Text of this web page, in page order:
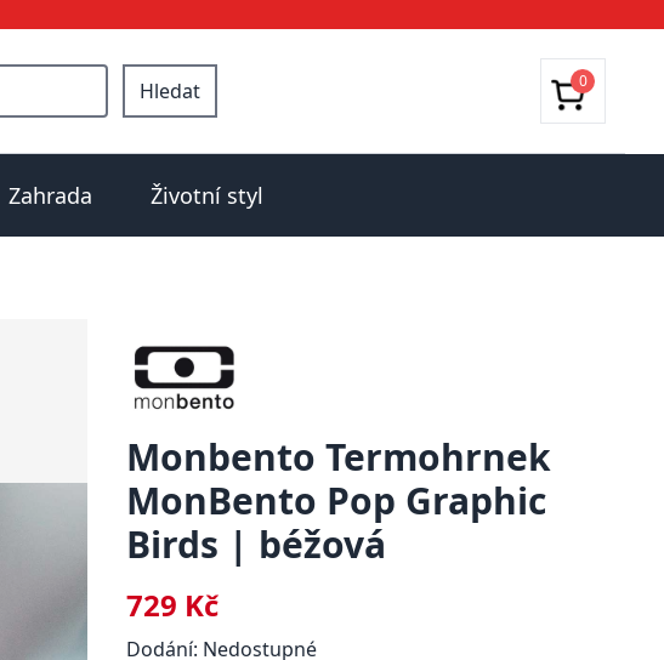
Hledat 0
Zahrada Životní styl
Monbento Termohrnek
MonBento Pop Graphic
Birds | béžová
729 Kč
Dodání: Nedostupné